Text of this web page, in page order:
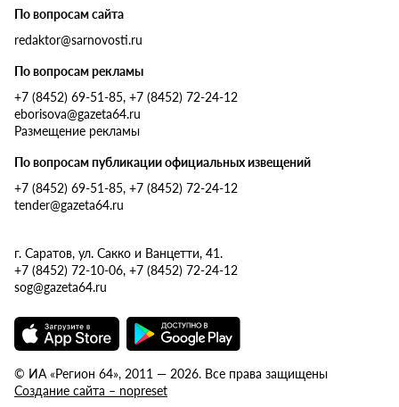
По вопросам сайта
redaktor@sarnovosti.ru
По вопросам рекламы
+7 (8452) 69-51-85, +7 (8452) 72-24-12
eborisova@gazeta64.ru
Размещение рекламы
По вопросам публикации официальных извещений
+7 (8452) 69-51-85, +7 (8452) 72-24-12
tender@gazeta64.ru
г. Саратов, ул. Сакко и Ванцетти, 41.
+7 (8452) 72-10-06, +7 (8452) 72-24-12
sog@gazeta64.ru
© ИА «Регион 64», 2011 — 2026. Все права защищены
Создание сайта – nopreset